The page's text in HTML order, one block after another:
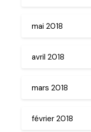
mai 2018
avril 2018
mars 2018
février 2018